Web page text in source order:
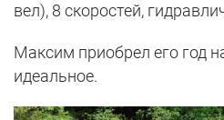
вел), 8 скоростей,
Максим приобрел его год
идеальное.